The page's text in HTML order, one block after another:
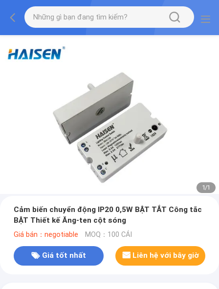
1/1
Cảm biến chuyển động IP20 0,5W BẬT TẮT Công tắc
BẬT Thiết kế Ăng-ten cột sóng
Giá bán：negotiable MOQ：100 CÁI
Giá tốt nhất Liên hệ với bây giờ